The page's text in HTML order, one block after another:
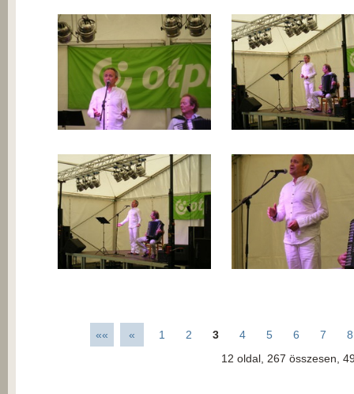
«« « 1 2 3 4 5 6 7
8
12 oldal, 267 összesen,